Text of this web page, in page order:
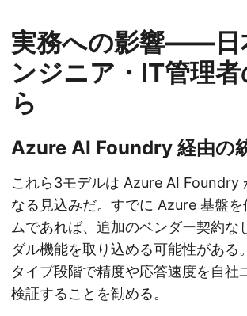
実務への影響——日
ンジニア・IT管理
ら
Azure AI Foundry 経由の
これら3モデルは Azure AI Foundry
なる見込みだ。すでに Azure 基盤
ムであれば、追加のベンダー契約な
ダル機能を取り込める可能性がある
タイプ段階で精度や応答速度を自社
検証することを勧める。